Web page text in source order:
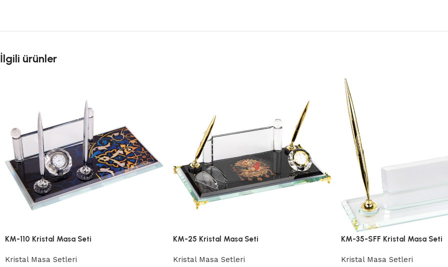
İlgili ürünler
KM-110 Kristal Masa Seti
Kristal Masa Setleri
KM-25 Kristal Masa Seti
Kristal Masa Setleri
KM-35-SFF Kristal Masa Seti
Kristal Masa Setleri